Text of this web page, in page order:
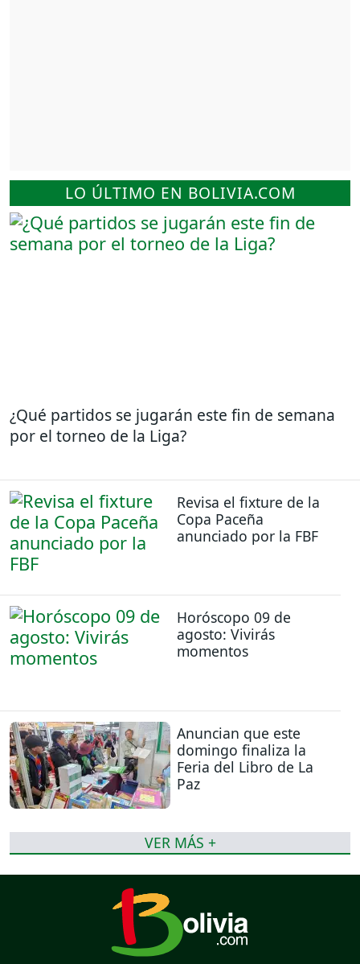
LO ÚLTIMO EN BOLIVIA.COM
¿Qué partidos se jugarán este fin de semana
por el torneo de la Liga?
Revisa el fixture de la
Copa Paceña
anunciado por la FBF
Horóscopo 09 de
agosto: Vivirás
momentos
Anuncian que este
domingo finaliza la
Feria del Libro de La
Paz
VER MÁS +